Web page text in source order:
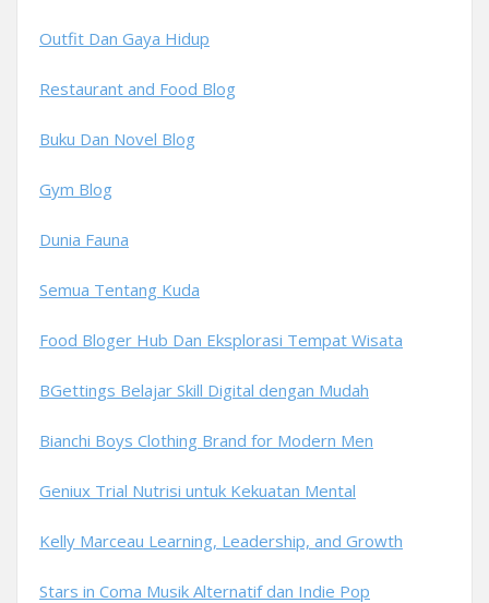
Outfit Dan Gaya Hidup
Restaurant and Food Blog
Buku Dan Novel Blog
Gym Blog
Dunia Fauna
Semua Tentang Kuda
Food Bloger Hub Dan Eksplorasi Tempat Wisata
BGettings Belajar Skill Digital dengan Mudah
Bianchi Boys Clothing Brand for Modern Men
Geniux Trial Nutrisi untuk Kekuatan Mental
Kelly Marceau Learning, Leadership, and Growth
Stars in Coma Musik Alternatif dan Indie Pop